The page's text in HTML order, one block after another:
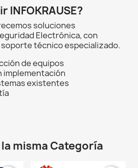
INFOKRAUSE?
soluciones
Electrónica, con
técnico especializado.
de equipos
implementación
existentes
misma Categoría